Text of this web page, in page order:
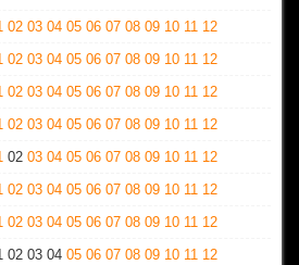
02 03 04 05 06 07 08 09 10 11 12
02 03 04 05 06 07 08 09 10 11 12
02 03 04 05 06 07 08 09 10 11 12
02 03 04 05 06 07 08 09 10 11 12
02 03 04 05 06 07 08 09 10 11 12
02 03 04 05 06 07 08 09 10 11 12
02 03 04 05 06 07 08 09 10 11 12
02 03 04 05 06 07 08 09 10 11 12